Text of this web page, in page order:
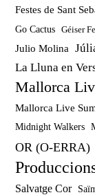
Festes de Sant
Go Cactus Géiser
Julio Molina
La Lluna en
Mallorca
Mallorca Live
Midnight Walkers
OR (O-ERRA)
Salvatge Cor